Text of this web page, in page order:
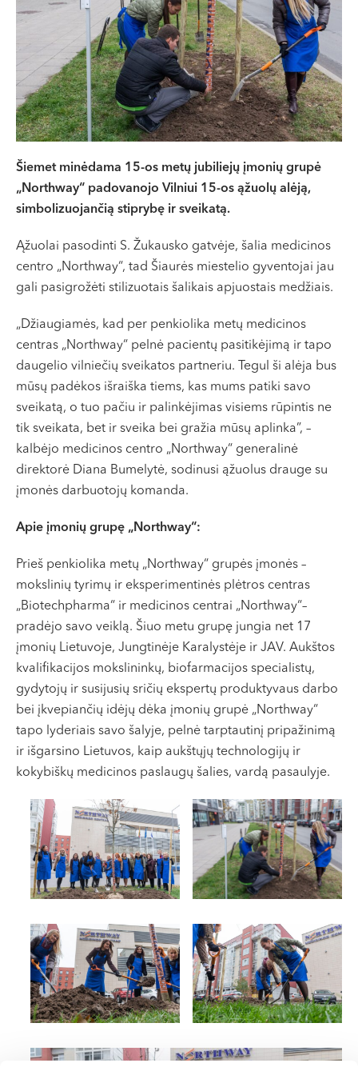
VII --
Dragūnų g. 2
Darbo laikas:
I-V 08:00 - 20:00
VI, VII --
Darbo laikas:
I-V 08:00 - 20:00
VII --
Kretinga
J. Basanavičiaus g. 80
Darbo laikas:
I-V 08:00 - 20:00
VI, VII --
Šiemet minėdama 15-os metų jubiliejų įmonių grupė
„Northway“ padovanojo Vilniui 15-os ąžuolų alėją,
simbolizuojančią stiprybę ir sveikatą.
Ąžuolai pasodinti S. Žukausko gatvėje, šalia medicinos
centro „Northway“, tad Šiaurės miestelio gyventojai jau
gali pasigrožėti stilizuotais šalikais apjuostais medžiais.
„Džiaugiamės, kad per penkiolika metų medicinos
centras „Northway“ pelnė pacientų pasitikėjimą ir tapo
daugelio vilniečių sveikatos partneriu. Tegul ši alėja bus
mūsų padėkos išraiška tiems, kas mums patiki savo
sveikatą, o tuo pačiu ir palinkėjimas visiems rūpintis ne
tik sveikata, bet ir sveika bei gražia mūsų aplinka”, –
kalbėjo medicinos centro „Northway“ generalinė
direktorė Diana Bumelytė, sodinusi ąžuolus drauge su
įmonės darbuotojų komanda.
Apie įmonių grupę „Northway“:
Prieš penkiolika metų „Northway“ grupės įmonės –
mokslinių tyrimų ir eksperimentinės plėtros centras
„Biotechpharma“ ir medicinos centrai „Northway“–
pradėjo savo veiklą. Šiuo metu grupę jungia net 17
įmonių Lietuvoje, Jungtinėje Karalystėje ir JAV. Aukštos
kvalifikacijos mokslininkų, biofarmacijos specialistų,
gydytojų ir susijusių sričių ekspertų produktyvaus darbo
bei įkvepiančių idėjų dėka įmonių grupė „Northway“
tapo lyderiais savo šalyje, pelnė tarptautinį pripažinimą
ir išgarsino Lietuvos, kaip aukštųjų technologijų ir
kokybiškų medicinos paslaugų šalies, vardą pasaulyje.